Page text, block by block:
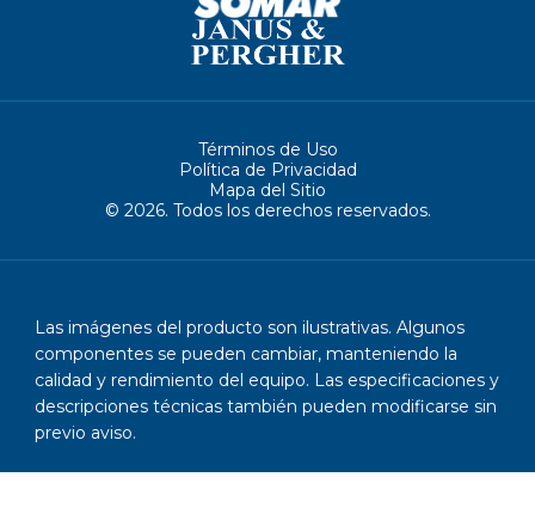
© 2026. Todos los derechos reservados.
Términos de Uso
Política de Privacidad
Mapa del Sitio
Las imágenes del producto son ilustrativas. Algunos
componentes se pueden cambiar, manteniendo la
calidad y rendimiento del equipo. Las especificaciones y
descripciones técnicas también pueden modificarse sin
previo aviso.